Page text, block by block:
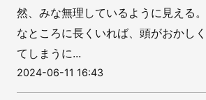
然、みな無理しているように見える
なところに長くいれば、頭がおかし
てしまうに...
2024-06-11 16:43